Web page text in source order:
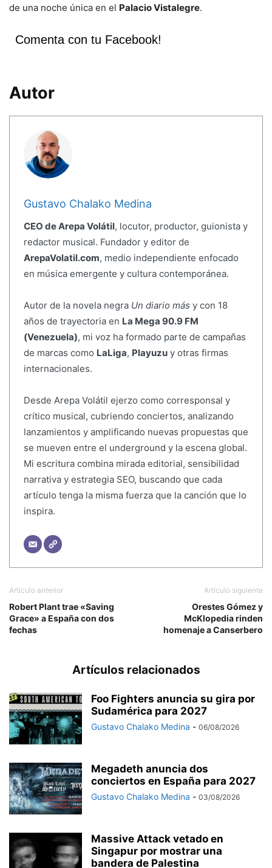
de una noche única en el Palacio Vistalegre.
Comenta con tu Facebook!
Autor
Gustavo Chalako Medina
CEO de Arepa Volátil, locutor, productor, guionista y
redactor musical. Fundador y editor de
ArepaVolatil.com, medio independiente enfocado
en música emergente y cultura contemporánea.
Autor de la novela negra Un diario más y con 18
años de trayectoria en La Mega 90.9 FM
(Venezuela), mi voz ha formado parte de campañas
de marcas como LaLiga, Playuzuy otras firmas
internacionales.
Desde Arepa Volátil ejerzo como corresponsal y
crítico musical, cubriendo conciertos, analizando
lanzamientos y amplificando nuevas propuestas que
se mueven entre el underground y la escena global.
Mi escritura combina mirada editorial, sensibilidad
narrativa y estrategia SEO, buscando que cada
artículo tenga la misma fuerza que la canción que lo
inspira.
Artículo anterior
Robert Plant trae «Saving
Grace» a España con dos
fechas
Artículo siguiente
Orestes Gómez y
McKlopedia rinden
homenaje a Canserbero
Artículos relacionados
Foo Fighters anuncia su gira por
Sudamérica para 2027
Gustavo Chalako Medina - 06/08/2026
Megadeth anuncia dos
conciertos en España para 2027
Gustavo Chalako Medina - 03/08/2026
Massive Attack vetado en
Singapur por mostrar una
bandera de Palestina